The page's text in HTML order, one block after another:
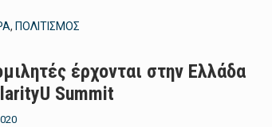
, ΠΟΛΙΤΙΣΜΟΣ
έρχονται στην Ελλάδα
Summit